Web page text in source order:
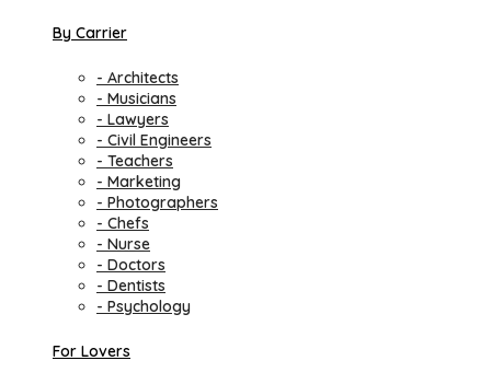
By Carrier
- Architects
- Musicians
- Lawyers
- Civil Engineers
- Teachers
- Marketing
- Photographers
- Chefs
- Nurse
- Doctors
- Dentists
- Psychology
For Lovers